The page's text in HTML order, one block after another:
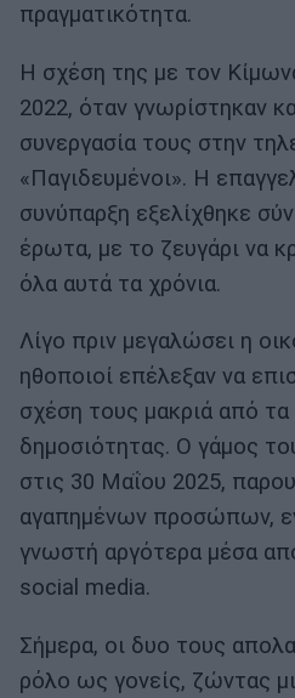
πραγματικότητα.
Η σχέση της με τον
2022, όταν γνωρίστηκαν
συνεργασία τους στην
«Παγιδευμένοι». Η
συνύπαρξη εξελίχθηκε
έρωτα, με το ζευγάρι να
όλα αυτά τα χρόνια.
Λίγο πριν μεγαλώσει η
ηθοποιοί επέλεξαν να
σχέση τους μακριά από
δημοσιότητας. Ο γάμος
στις 30 Μαΐου 2025,
αγαπημένων προσώπων,
γνωστή αργότερα μέσα
social media.
Σήμερα, οι δυο τους
ρόλο ως γονείς, ζώντας